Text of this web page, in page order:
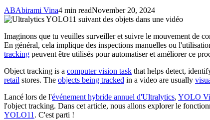
ABAbirami Vina4 min readNovember 20, 2024
Imaginons que tu veuilles surveiller et suivre le mouvement de
En général, cela implique des inspections manuelles ou
tracking peuvent être utilisés pour automatiser et améliorer ce
Object tracking is a computer vision task that helps detect,
retail stores. The objects being tracked in a video are usually
Lancé lors de l'événement hybride annuel d'Ultralytics, YOLO
l'object tracking. Dans cet article, nous allons explorer le
YOLO11 . C'est parti !